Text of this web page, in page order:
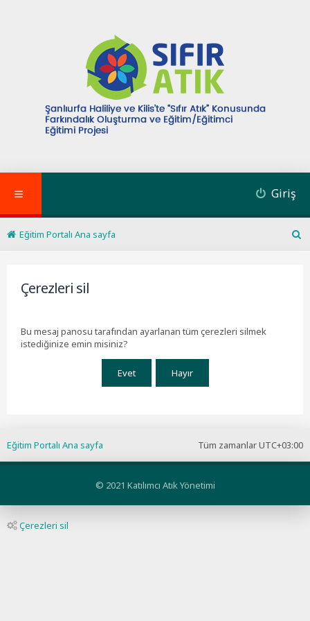
Giriş
Eğitim Portalı Ana sayfa
Çerezleri sil
Bu mesaj panosu tarafından ayarlanan tüm çerezleri silmek
istediğinize emin misiniz?
Tüm zamanlarUTC+03:00
Eğitim Portalı Ana sayfa
© 2021 Katılımcı Atık Yönetimi
Çerezleri sil